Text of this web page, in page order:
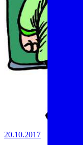
20.10.2017